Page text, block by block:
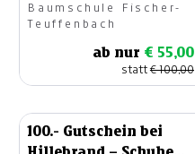
Teuffenbach
Baumschule Fischer-
Teuffenbach
ab nur € 55,00
statt€ 100,00
100.- Gutschein bei